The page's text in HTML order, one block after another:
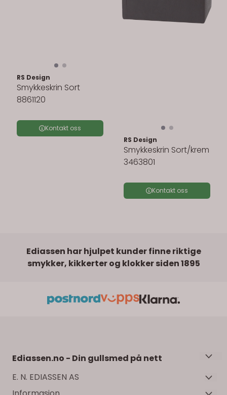
RS Design
Smykkeskrin Sort
8861120
Kontakt oss
RS Design
Smykkeskrin Sort/krem
3463801
Kontakt oss
Ediassen har hjulpet kunder finne riktige
smykker, kikkerter og klokker siden 1895
Ediassen.no - Din gullsmed på nett
Velkommen til Ediassens nettbutikk! Her finner du
E. N. EDIASSEN AS
EN Ediassen AS